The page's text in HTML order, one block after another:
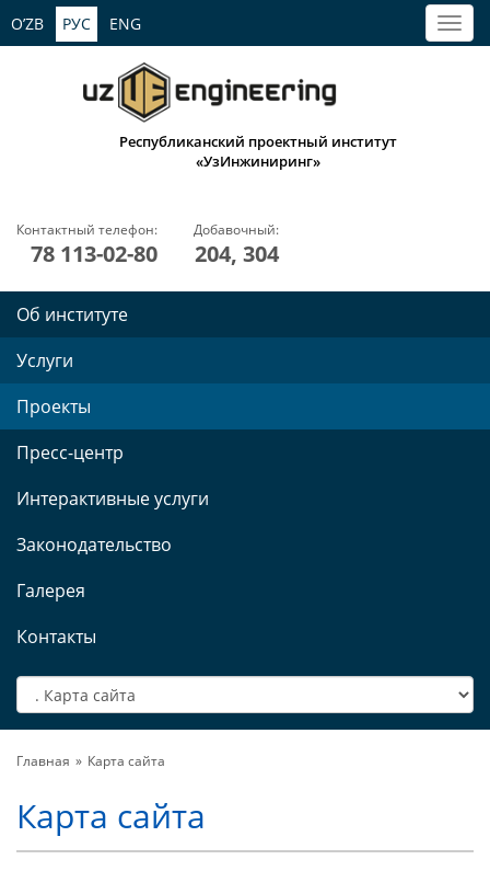
O’ZB РУС ENG
Республиканский проектный институт
«УзИнжиниринг»
Контактный телефон:
78 113-02-80
Добавочный:
204, 304
Об институте
Услуги
Проекты
Пресс-центр
Интерактивные услуги
Законодательство
Галерея
Контакты
Главная Карта сайта
Карта сайта